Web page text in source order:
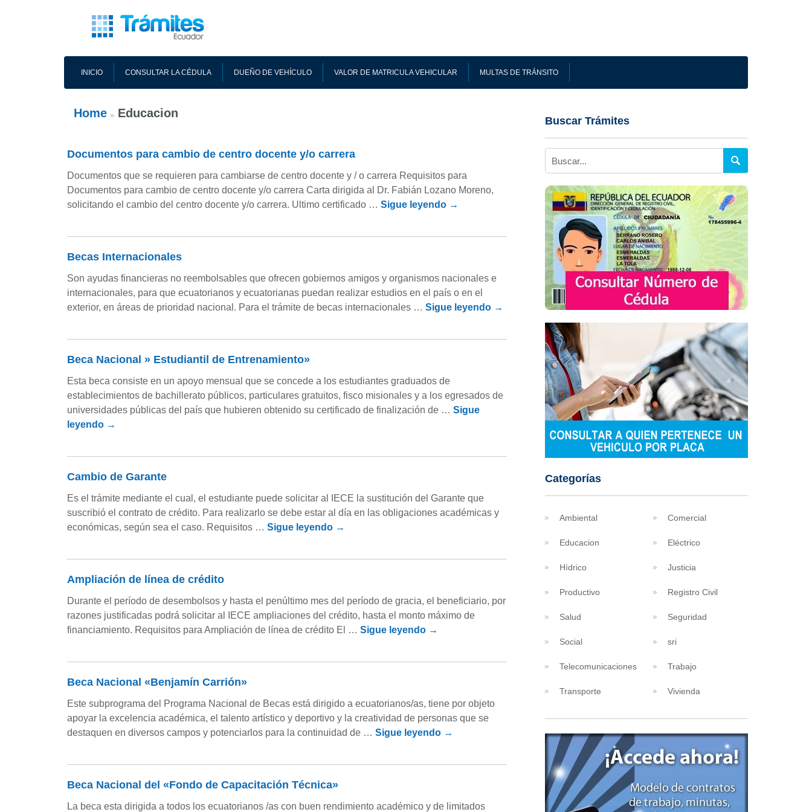
INICIO CONSULTAR LA CÉDULA DUEÑO DE VEHÍCULO VALOR DE MATRICULA VEHICULAR MULTAS DE TRÁNSITO
Home Educacion
Documentos para cambio de centro docente y/o carrera
Documentos que se requieren para cambiarse de centro docente y / o carrera Requisitos para
Documentos para cambio de centro docente y/o carrera Carta dirigida al Dr. Fabián Lozano Moreno,
solicitando el cambio del centro docente y/o carrera. Ultimo certificado … Sigue leyendo →
Becas Internacionales
Son ayudas financieras no reembolsables que ofrecen gobiernos amigos y organismos nacionales e
internacionales, para que ecuatorianos y ecuatorianas puedan realizar estudios en el país o en el
exterior, en áreas de prioridad nacional. Para el trámite de becas internacionales … Sigue leyendo →
Beca Nacional » Estudiantil de Entrenamiento»
Esta beca consiste en un apoyo mensual que se concede a los estudiantes graduados de
establecimientos de bachillerato públicos, particulares gratuitos, fisco misionales y a los egresados de
universidades públicas del país que hubieren obtenido su certificado de finalización de … Sigue
leyendo →
Cambio de Garante
Es el trámite mediante el cual, el estudiante puede solicitar al IECE la sustitución del Garante que
suscribió el contrato de crédito. Para realizarlo se debe estar al día en las obligaciones académicas y
económicas, según sea el caso. Requisitos … Sigue leyendo →
Ampliación de línea de crédito
Durante el período de desembolsos y hasta el penúltimo mes del período de gracia, el beneficiario, por
razones justificadas podrá solicitar al IECE ampliaciones del crédito, hasta el monto máximo de
financiamiento. Requisitos para Ampliación de línea de crédito El … Sigue leyendo →
Beca Nacional «Benjamín Carrión»
Este subprograma del Programa Nacional de Becas está dirigido a ecuatorianos/as, tiene por objeto
apoyar la excelencia académica, el talento artístico y deportivo y la creatividad de personas que se
destaquen en diversos campos y potenciarlos para la continuidad de … Sigue leyendo →
Beca Nacional del «Fondo de Capacitación Técnica»
La beca esta dirigida a todos los ecuatorianos /as con buen rendimiento académico y de limitados
Buscar Trámites
Categorías
Ambiental Comercial
Educacion Eléctrico
Hídrico Justicia
Productivo Registro Civil
Salud Seguridad
Social sri
Telecomunicaciones Trabajo
Transporte Vivienda